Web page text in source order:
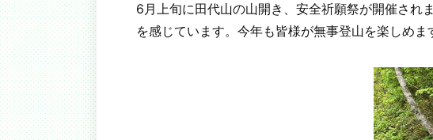
6月上旬に田代山の山開き、安全祈願祭が開催され
を感じています。今年も皆様が無事登山を楽しめ